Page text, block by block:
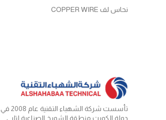
نحاس لف COPPER WIRE
تأسست شركة الشهباء التقنية عام 2008 في
دولة الكويت منطقة الشويخ الصناعية لتلبي